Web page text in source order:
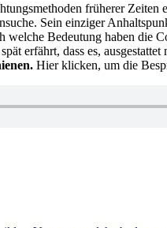
früherer
Sein einziger
Bedeutung haben die
erfährt, dass es,
Hier klicken, um die